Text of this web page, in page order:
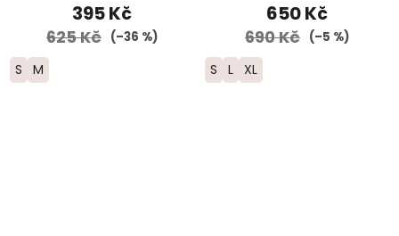
395 Kč
625 Kč (–36 %)
S M
650 Kč
690 Kč (–5 %)
S L XL